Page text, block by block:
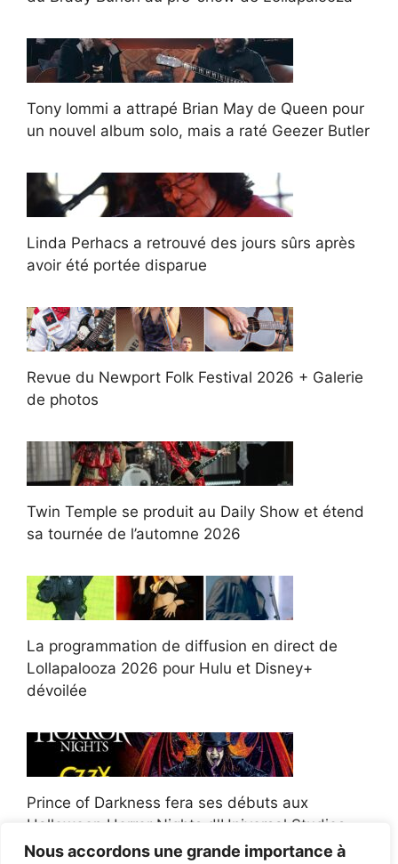
Nous accordons une grande importance à
Tony Iommi a attrapé Brian May de Queen pour
un nouvel album solo, mais a raté Geezer Butler
Linda Perhacs a retrouvé des jours sûrs après
avoir été portée disparue
Revue du Newport Folk Festival 2026 + Galerie
de photos
Twin Temple se produit au Daily Show et étend
sa tournée de l’automne 2026
La programmation de diffusion en direct de
Lollapalooza 2026 pour Hulu et Disney+
dévoilée
Prince of Darkness fera ses débuts aux
Halloween Horror Nights d'Universal Studios